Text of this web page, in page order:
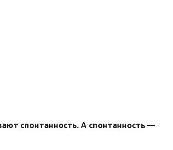
спонтанность. А спонтанность —